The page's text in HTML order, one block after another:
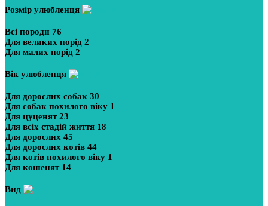
Розмір улюбленця
Всі породи 76
Для великих порід 2
Для малих порід 2
Вік улюбленця
Для дорослих собак 30
Для собак похилого віку 1
Для цуценят23
Для всіх стадій життя 18
Для дорослих 45
Для дорослих котів 44
Для котів похилого віку 1
Для кошенят 14
Вид